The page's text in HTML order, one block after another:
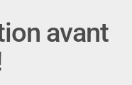
avant